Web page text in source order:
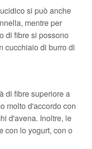
si può anche
mentre per
di fibre si possono
cucchiaio di burro di
di fibre superiore a
molto d'accordo con
d'avena. Inoltre, le
con lo yogurt, con o